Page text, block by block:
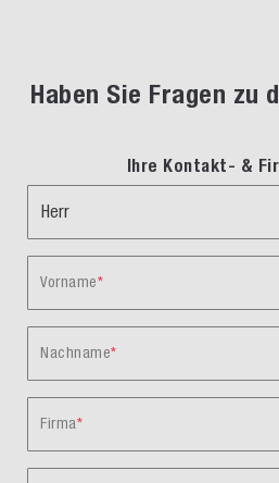
Haben Sie Fragen zu
Ihre Kontakt- &
Vorname
Nachname
Firma